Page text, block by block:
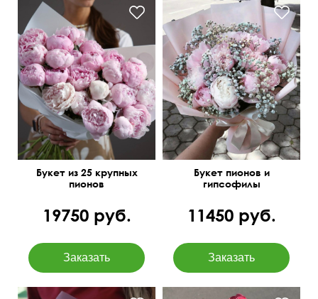
Букет из 25 крупных
пионов
19750 руб.
Букет пионов и
гипсофилы
11450 руб.